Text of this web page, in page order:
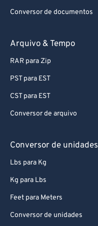
Conversor de documentos
Arquivo & Tempo
RAR para Zip
PST para EST
CST para EST
Conversor de arquivo
Conversor de unidades
Lbs para Kg
Kg para Lbs
Feet para Meters
Conversor de unidades